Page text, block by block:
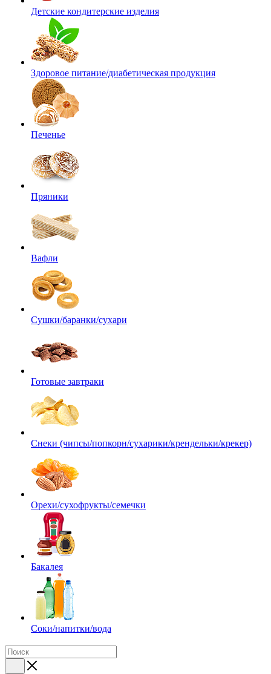
Детские кондитерские изделия
Здоровое питание/диабетическая продукция
Печенье
Пряники
Вафли
Сушки/баранки/сухари
Готовые завтраки
Снеки (чипсы/попкорн/сухарики/крендельки/крекер)
Орехи/сухофрукты/семечки
Бакалея
Соки/напитки/вода